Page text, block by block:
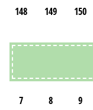
148
149 150
7 8 9